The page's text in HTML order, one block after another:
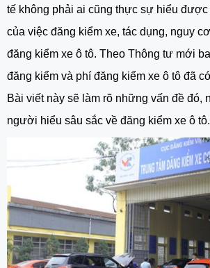
tế không phải ai cũng thực sự hiểu được
của việc đăng kiểm xe, tác dụng, nguy
đăng kiểm xe ô tô. Theo Thông tư mới
đăng kiểm và phí đăng kiểm xe ô tô đã
Bài viết này sẽ làm rõ những vấn đề đó,
người hiểu sâu sắc về đăng kiểm xe ô tô.